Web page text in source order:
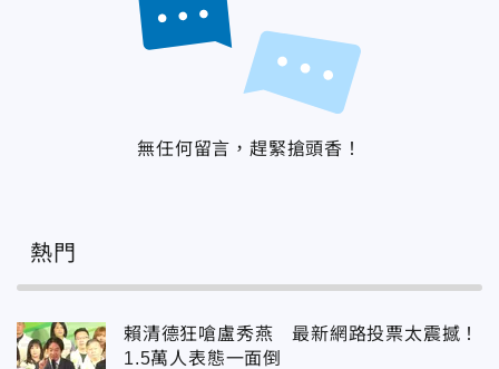
無任何留言，趕緊搶頭香！
熱門
賴清德狂嗆盧秀燕 最新網路投票太震撼！
1.5萬人表態一面倒